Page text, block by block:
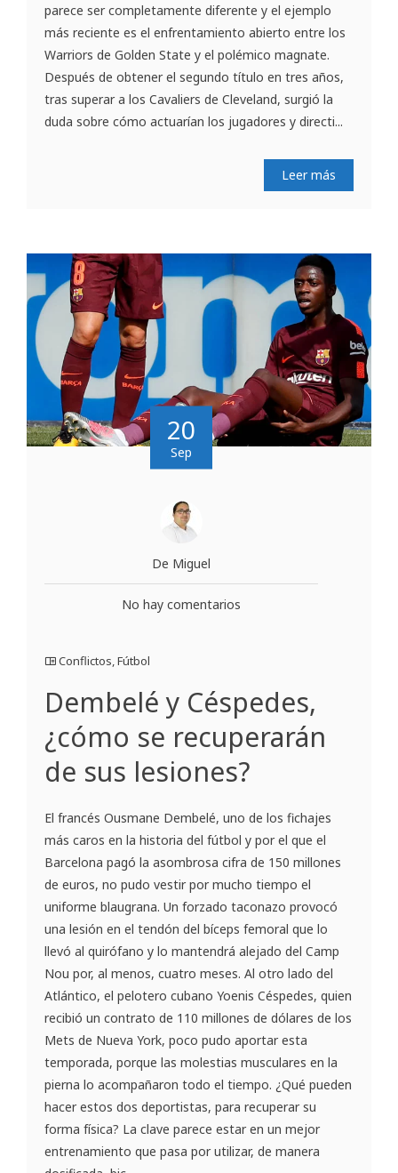
parece ser completamente diferente y el ejemplo
más reciente es el enfrentamiento abierto entre los
Warriors de Golden State y el polémico magnate.
Después de obtener el segundo título en tres años,
tras superar a los Cavaliers de Cleveland, surgió la
duda sobre cómo actuarían los jugadores y directi...
Leer más
20
Sep
De Miguel
No hay comentarios
Conflictos,Fútbol
Dembelé y Céspedes,
¿cómo se recuperarán
de sus lesiones?
El francés Ousmane Dembelé, uno de los fichajes
más caros en la historia del fútbol y por el que el
Barcelona pagó la asombrosa cifra de 150 millones
de euros, no pudo vestir por mucho tiempo el
uniforme blaugrana. Un forzado taconazo provocó
una lesión en el tendón del bíceps femoral que lo
llevó al quirófano y lo mantendrá alejado del Camp
Nou por, al menos, cuatro meses. Al otro lado del
Atlántico, el pelotero cubano Yoenis Céspedes, quien
recibió un contrato de 110 millones de dólares de los
Mets de Nueva York, poco pudo aportar esta
temporada, porque las molestias musculares en la
pierna lo acompañaron todo el tiempo. ¿Qué pueden
hacer estos dos deportistas, para recuperar su
forma física? La clave parece estar en un mejor
entrenamiento que pasa por utilizar, de manera